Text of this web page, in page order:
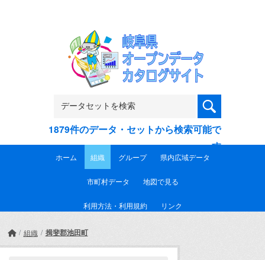
1879件のデータ・セットから検索可能で
す
ホーム 組織 グループ 県内広域データ
市町村データ 地図で見る
利用方法・利用規約 リンク
組織 揖斐郡池田町